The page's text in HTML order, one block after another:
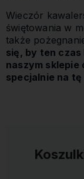
Wieczór
świętowania w
także
się, by ten czas
naszym sklepie
specjalnie na tę